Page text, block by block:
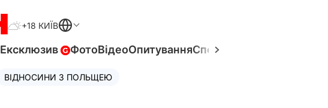
+18 КИЇВ
Ексклюзив ФотоВідеоОпитуванняСпецпроєкти
ВІДНОСИНИ З ПОЛЬЩЕЮ